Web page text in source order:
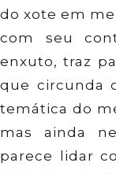
do xote em
com seu
enxuto, traz
que circunda
temática do
mas ainda
parece lidar